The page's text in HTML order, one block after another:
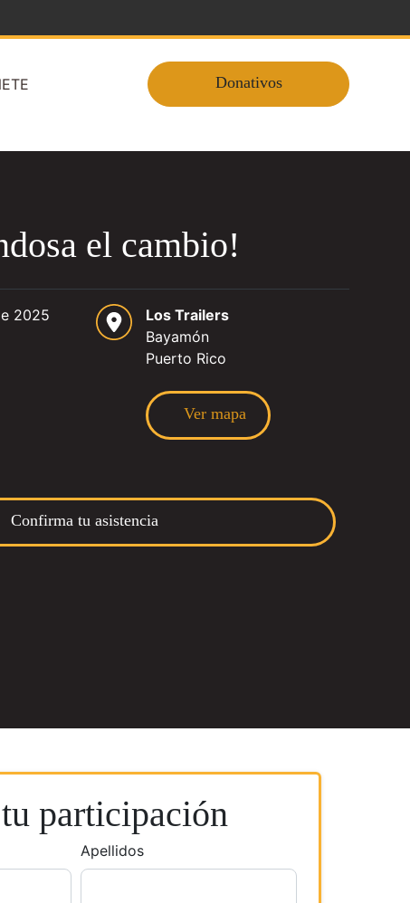
Donativos
el cambio!
2025
Los Trailers
Bayamón
Puerto Rico
Ver mapa
Confirma tu asistencia
participación
Apellidos